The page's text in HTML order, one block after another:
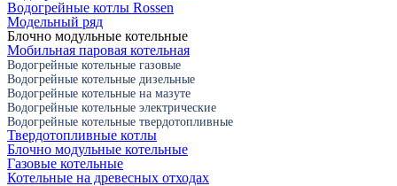
Водогрейные котлы Rossen
Модельный ряд
Блочно модульные котельные
Мобильная паровая котельная
Водогрейные котельные газовые
Водогрейные котельные дизельные
Водогрейные котельные на мазуте
Водогрейные котельные электрические
Водогрейные котельные твердотопливные
Твердотопливные котлы
Блочно модульные котельные
Газовые котельные
Котельные на древесных отходах